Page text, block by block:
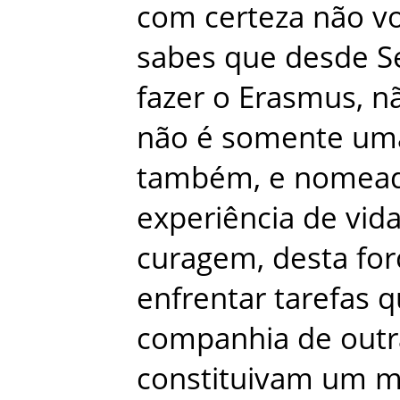
com certeza não
sabes que desde
fazer o Erasmus,
não é somente
também, e
experiência de
curagem, desta
enfrentar tarefas
companhia de
constituivam um